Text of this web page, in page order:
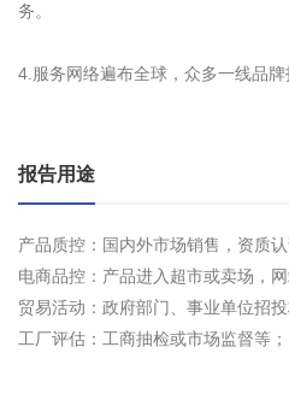
务。
4.服务网络遍布全球，众多一线品牌
报告用途
产品质控：国内外市场销售，资质认
电商品控：产品进入超市或卖场，网
贸易活动：政府部门、事业单位招
工厂评估：工商抽检或市场监督等；